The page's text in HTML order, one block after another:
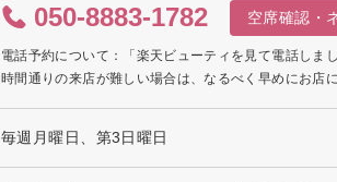
050-8883-1782 空席確認・
電話予約について：「楽天ビューティを見て電話しま
時間通りの来店が難しい場合は、なるべく早めにお店
毎週月曜日、第3日曜日